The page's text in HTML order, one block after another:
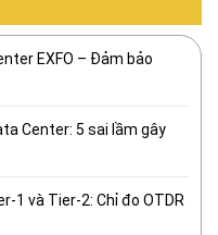
EXFO – Đảm bảo
Center: 5 sai lầm gây
1 và Tier-2: Chỉ đo OTDR